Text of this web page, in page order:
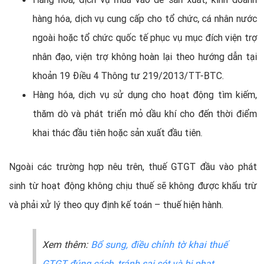
hàng hóa, dịch vụ cung cấp cho tổ chức, cá nhân nước
ngoài hoặc tổ chức quốc tế phục vụ mục đích viện trợ
nhân đạo, viện trợ không hoàn lại theo hướng dẫn tại
khoản 19 Điều 4 Thông tư 219/2013/TT-BTC.
Hàng hóa, dịch vụ sử dụng cho hoạt động tìm kiếm,
thăm dò và phát triển mỏ dầu khí cho đến thời điểm
khai thác đầu tiên hoặc sản xuất đầu tiên.
Ngoài các trường hợp nêu trên, thuế GTGT đầu vào phát
sinh từ hoạt động không chịu thuế sẽ không được khấu trừ
và phải xử lý theo quy định kế toán – thuế hiện hành.
Xem thêm: Bổ sung, điều chỉnh tờ khai thuế